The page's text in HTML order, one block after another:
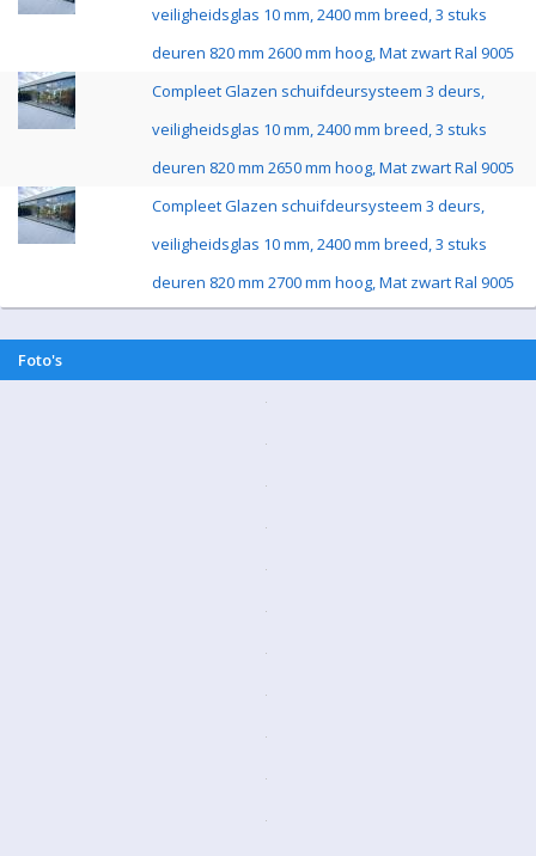
veiligheidsglas 10 mm, 2400 mm breed, 3 stuks
deuren 820 mm 2600 mm hoog, Mat zwart Ral 9005
Compleet Glazen schuifdeursysteem 3 deurs,
veiligheidsglas 10 mm, 2400 mm breed, 3 stuks
deuren 820 mm 2650 mm hoog, Mat zwart Ral 9005
Compleet Glazen schuifdeursysteem 3 deurs,
veiligheidsglas 10 mm, 2400 mm breed, 3 stuks
deuren 820 mm 2700 mm hoog, Mat zwart Ral 9005
Foto's